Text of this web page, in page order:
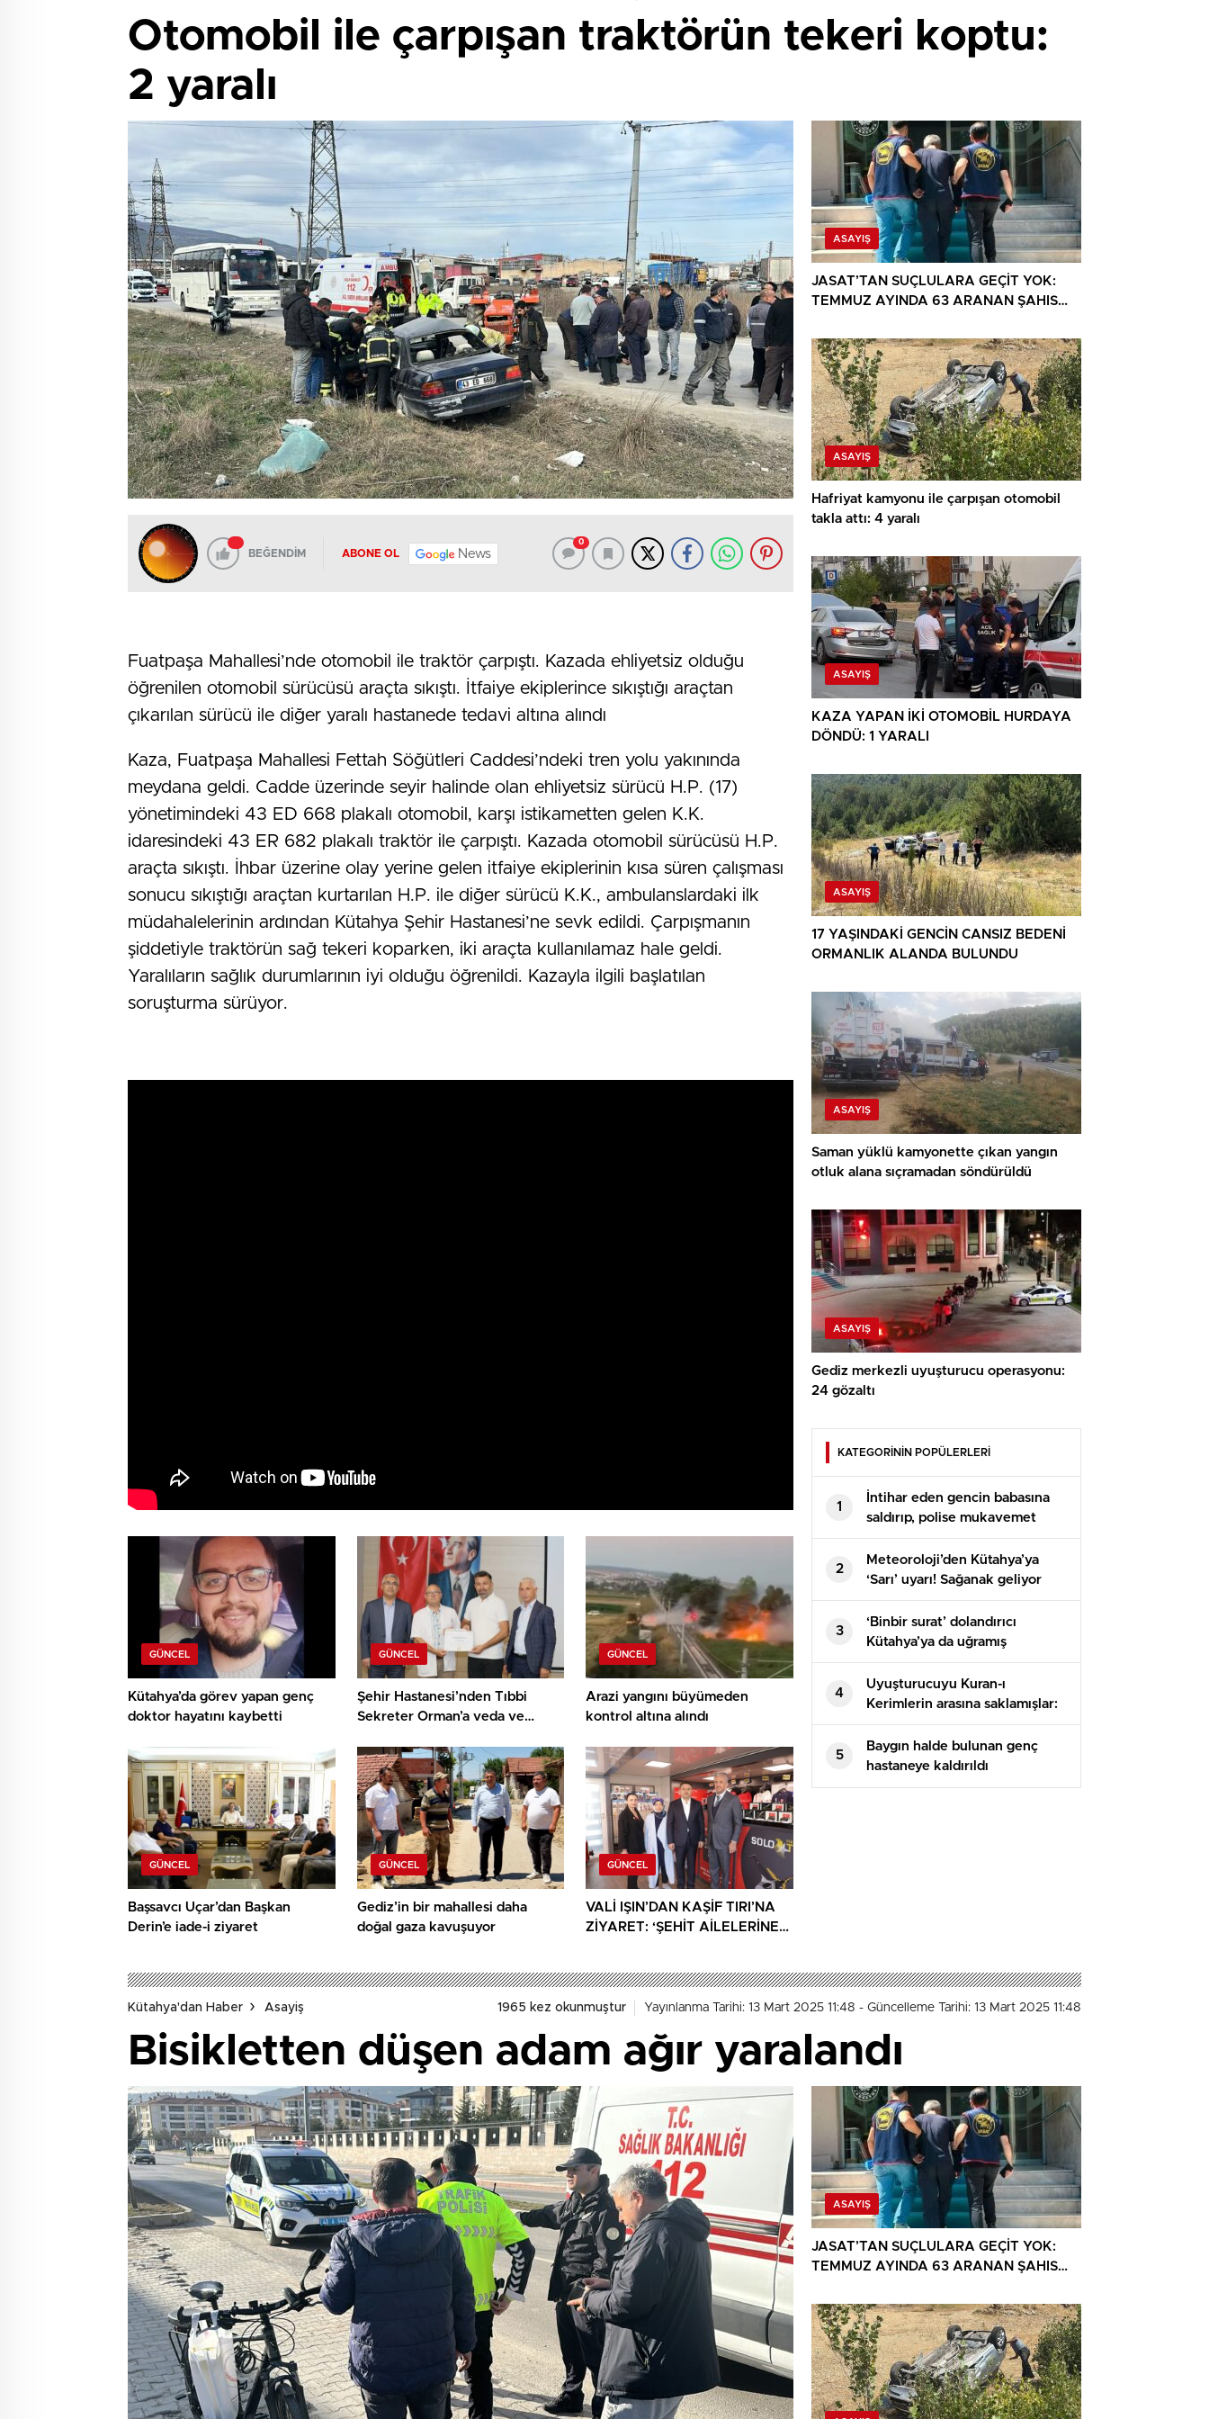
Otomobil ile çarpışan traktörün tekeri koptu:
2 yaralı
BEĞENDİM ABONE OL News
0
Fuatpaşa Mahallesi’nde otomobil ile traktör çarpıştı. Kazada ehliyetsiz olduğu
öğrenilen otomobil sürücüsü araçta sıkıştı. İtfaiye ekiplerince sıkıştığı araçtan
çıkarılan sürücü ile diğer yaralı hastanede tedavi altına alındı
Kaza, Fuatpaşa Mahallesi Fettah Söğütleri Caddesi’ndeki tren yolu yakınında
meydana geldi. Cadde üzerinde seyir halinde olan ehliyetsiz sürücü H.P. (17)
yönetimindeki 43 ED 668 plakalı otomobil, karşı istikametten gelen K.K.
idaresindeki 43 ER 682 plakalı traktör ile çarpıştı. Kazada otomobil sürücüsü H.P.
araçta sıkıştı. İhbar üzerine olay yerine gelen itfaiye ekiplerinin kısa süren çalışması
sonucu sıkıştığı araçtan kurtarılan H.P. ile diğer sürücü K.K., ambulanslardaki ilk
müdahalelerinin ardından Kütahya Şehir Hastanesi’ne sevk edildi. Çarpışmanın
şiddetiyle traktörün sağ tekeri koparken, iki araçta kullanılamaz hale geldi.
Yaralıların sağlık durumlarının iyi olduğu öğrenildi. Kazayla ilgili başlatılan
soruşturma sürüyor.
GÜNCEL
Kütahya’da görev yapan genç
doktor hayatını kaybetti
GÜNCEL
Şehir Hastanesi’nden Tıbbi
Sekreter Orman’a veda ve
GÜNCEL
Arazi yangını büyümeden
kontrol altına alındı
GÜNCEL
Başsavcı Uçar’dan Başkan
Derin’e iade-i ziyaret
GÜNCEL
Gediz’in bir mahallesi daha
doğal gaza kavuşuyor
GÜNCEL
VALİ IŞIN’DAN KAŞİF TIRI’NA
ZİYARET: ‘ŞEHİT AİLELERİNE
ASAYIŞ
JASAT’TAN SUÇLULARA GEÇİT YOK:
TEMMUZ AYINDA 63 ARANAN ŞAHIS
ASAYIŞ
Hafriyat kamyonu ile çarpışan otomobil
takla attı: 4 yaralı
ASAYIŞ
KAZA YAPAN İKİ OTOMOBİL HURDAYA
DÖNDÜ: 1 YARALI
ASAYIŞ
17 YAŞINDAKİ GENCİN CANSIZ BEDENİ
ORMANLIK ALANDA BULUNDU
ASAYIŞ
Saman yüklü kamyonette çıkan yangın
otluk alana sıçramadan söndürüldü
ASAYIŞ
Gediz merkezli uyuşturucu operasyonu:
24 gözaltı
KATEGORİNİN POPÜLERLERİ
1
İntihar eden gencin babasına
saldırıp, polise mukavemet
eden 6 şüpheli gözaltına alındı
2
Meteoroloji’den Kütahya’ya
‘Sarı’ uyarı! Sağanak geliyor
3
‘Binbir surat’ dolandırıcı
Kütahya’ya da uğramış
4
Uyuşturucuyu Kuran-ı
Kerimlerin arasına saklamışlar:
5 tutuklama
5
Baygın halde bulunan genç
hastaneye kaldırıldı
Kütahya'dan Haber Asayiş 1965 kez okunmuştur Yayınlanma Tarihi: 13 Mart 2025 11:48 - Güncelleme Tarihi: 13 Mart 2025 11:48
Bisikletten düşen adam ağır yaralandı
ASAYIŞ
JASAT’TAN SUÇLULARA GEÇİT YOK:
TEMMUZ AYINDA 63 ARANAN ŞAHIS